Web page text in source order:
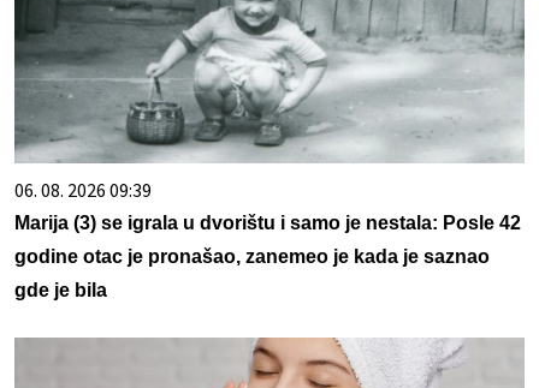
06. 08. 2026 09:39
Marija (3) se igrala u dvorištu i samo je nestala: Posle 42
godine otac je pronašao, zanemeo je kada je saznao
gde je bila